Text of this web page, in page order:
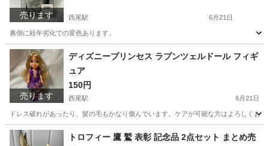
売ります 西尾駅 6月21日
裏側に経年劣化での変色あります。
愛知 西尾市 西尾駅 小物
売ります
ディズニープリンセス ラプンツェルドール フィギ
ュア
150円
西尾駅 6月21日
ドレス破れがあったり、髪の毛もかなり傷んでいます。ケアが可能な方はよろしくお
愛知 西尾市 フィギュア
トロフィー 鷹 鷲 表彰 記念品 2点セット まとめ売